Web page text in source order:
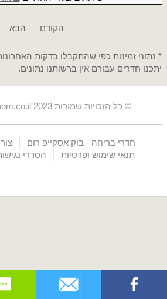
הקודם הבא
* נתוני זמינות כפי שהתקבלו בדקות
יתכנו חדרים עבורם אין ברשותנו נתונים.
© כל הזכויות שמורות BookEscapeRoom.co.il 2023
חדרי בריחה - בוק אסקייפ רום
תנאי שימוש ופרטיות
הסדרי